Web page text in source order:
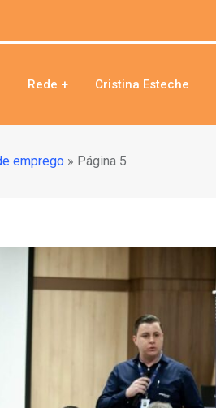
Rede + Cristina Esteche
emprego » Página 5